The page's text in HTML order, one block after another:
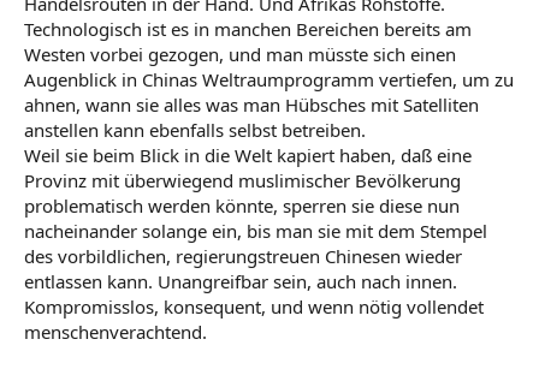
Technologisch ist es in manchen Bereichen bereits am
Westen vorbei gezogen, und man müsste sich einen
Augenblick in Chinas Weltraumprogramm vertiefen, um zu
ahnen, wann sie alles was man Hübsches mit Satelliten
anstellen kann ebenfalls selbst betreiben.
Weil sie beim Blick in die Welt kapiert haben, daß eine
Provinz mit überwiegend muslimischer Bevölkerung
problematisch werden könnte, sperren sie diese nun
nacheinander solange ein, bis man sie mit dem Stempel
des vorbildlichen, regierungstreuen Chinesen wieder
entlassen kann. Unangreifbar sein, auch nach innen.
Kompromisslos, konsequent, und wenn nötig vollendet
menschenverachtend.